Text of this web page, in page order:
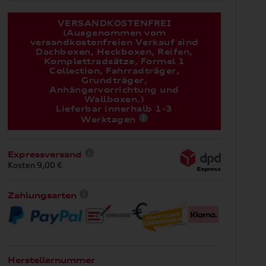
VERSANDKOSTENFREI
(Ausgenommen vom
versandkostenfreien Verkauf sind
Dachboxen, Heckboxen, Reifen,
Komplettradsätze, Formel 1
Collection, Fahrradträger,
Grundträger,
Anhängervorrichtung und
Wallboxen.)
Lieferbar innerhalb 1-3
Werktagen
Expressversand
Kosten 9,00 €
Zahlungsarten
Herstellernummer